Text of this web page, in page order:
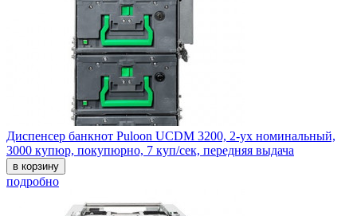
Диспенсер банкнот Puloon UCDM 3200, 2-ух номинальный,
3000 купюр, покупюрно, 7 куп/сек, передняя выдача
в корзину
подробно